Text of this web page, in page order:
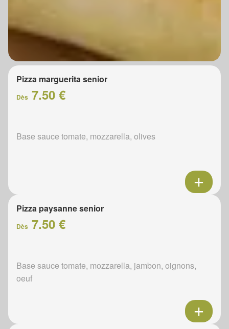
Pizza marguerita senior
Dès 7.50 €
Base sauce tomate, mozzarella, olives
Pizza paysanne senior
Dès 7.50 €
Base sauce tomate, mozzarella, jambon, oignons,
oeuf